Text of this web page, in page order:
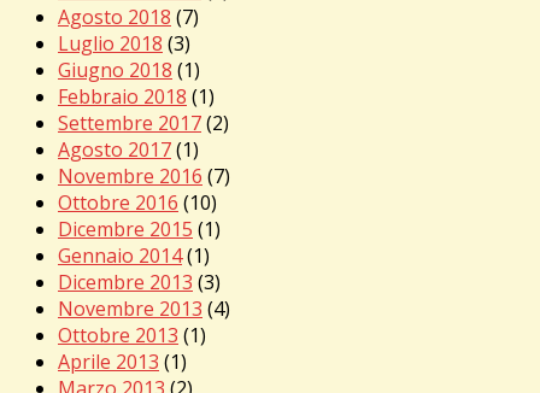
Agosto 2018 (7)
Luglio 2018 (3)
Giugno 2018 (1)
Febbraio 2018 (1)
Settembre 2017(2)
Agosto 2017(1)
Novembre 2016 (7)
Ottobre 2016 (10)
Dicembre 2015 (1)
Gennaio 2014(1)
Dicembre 2013 (3)
Novembre 2013 (4)
Ottobre 2013 (1)
Aprile 2013 (1)